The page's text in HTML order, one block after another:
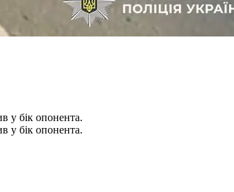
у бік опонента.
у бік опонента.